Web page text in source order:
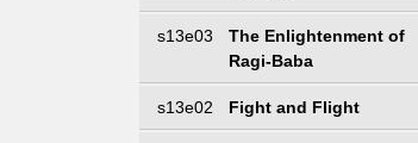
s13e03
The Enlightenment of
Ragi-Baba
s13e02 Fight and Flight